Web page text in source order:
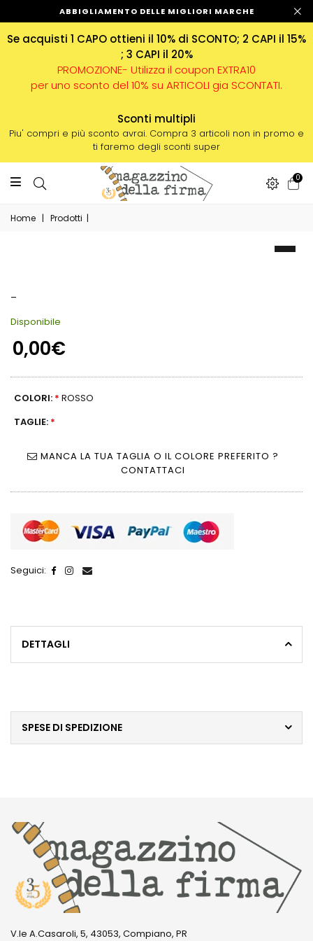
ABBIGLIAMENTO DELLE MIGLIORI MARCHE
Se acquisti 1 CAPO ottieni il 10% di SCONTO; 2 CAPI il 15%
; 3 CAPI il 20%
PROMOZIONE- Utilizza il coupon EXTRA10
per uno sconto del 10% su ARTICOLI gia SCONTATI.
Sconti multipli
Piu' compri e più sconto avrai. Compra 3 articoli non in promo e
ti faremo degli sconti super
0
Home | Prodotti |
-
Disponibile
0,00€
COLORI: * ROSSO
TAGLIE: *
MANCA LA TUA TAGLIA O IL COLORE PREFERITO ?
CONTATTACI
Seguici:
DETTAGLI
SPESE DI SPEDIZIONE
V.le A.Casaroli, 5, 43053, Compiano, PR